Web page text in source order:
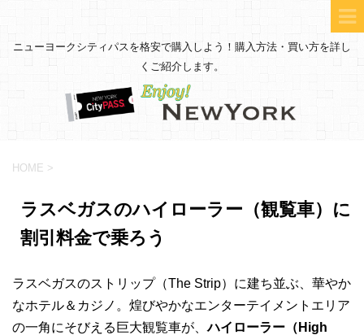
ニューヨークシティパスを格安で購入しよう！購入方法・買い方を詳し
くご紹介します。
HOME >
ラスベガスのハイローラー（観覧車）に
割引料金で乗ろう
ラスベガスのストリップ（The Strip）に建ち並ぶ、華やか
なホテル＆カジノ。煌びやかなエンターテイメントエリア
の一角にそびえる巨大観覧車が、ハイローラー（High